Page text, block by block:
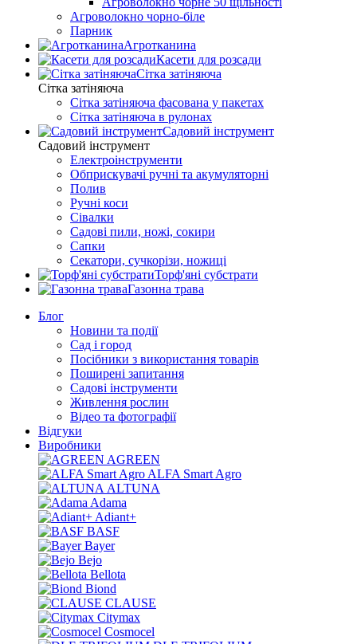
Агроволокно чорно-біле
Парник
Агротканина
Касети для розсади
Сітка затіняюча
Сітка затіняюча
Сітка затіняюча фасована у пакетах
Сітка затіняюча в рулонах
Садовий інструмент
Садовий інструмент
Електроінструменти
Обприскувачі ручні та акумуляторні
Полив
Ручні коси
Сівалки
Садові пили, ножі, сокири
Сапки
Секатори, сучкорізи, ножиці
Торф'яні субстрати
Газонна трава
Блог
Новини та події
Сад і город
Посібники з використання товарів
Поширені запитання
Садові інструменти
Живлення рослин
Відео та фотографії
Відгуки
Виробники
AGREEN
ALFA Smart Agro
ALTUNA
Adama
Adiant+
BASF
Bayer
Bejo
Bellota
Biond
CLAUSE
Citymax
Cosmocel